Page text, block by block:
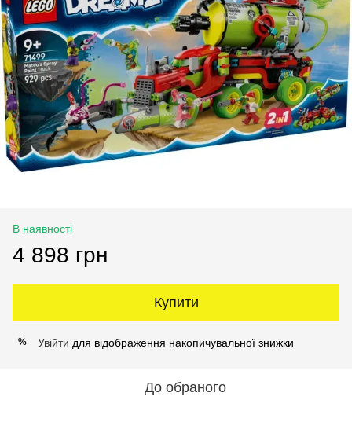
В наявності
4 898 грн
Купити
% Увійти для відображення накопичувальної знижки
До обраного